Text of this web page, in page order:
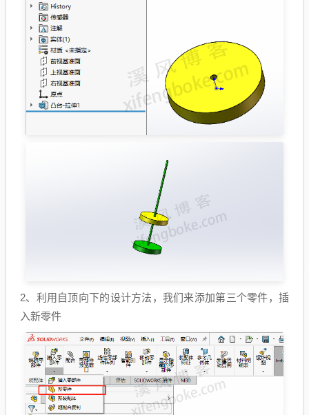
2、利用自顶向下的设计方法，我们来添加第三个零件，插
入新零件